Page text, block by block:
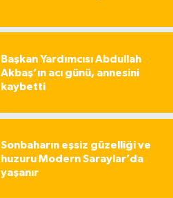
Başkan Yardımcısı Abdullah
Akbaş’ın acı günü, annesini
kaybetti
Sonbaharın eşsiz güzelliği ve
huzuru Modern Saraylar’da
yaşanır